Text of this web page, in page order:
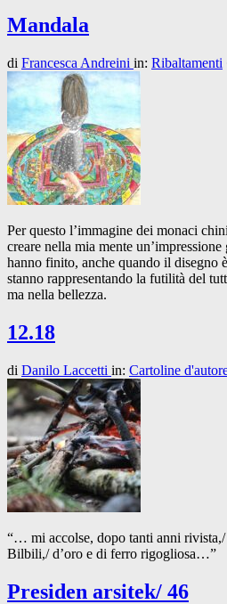
Mandala
di Francesca Andreini in: Ribaltamenti
Per questo l’immagine dei monaci
creare nella mia mente
hanno finito, anche quando il disegno
stanno rappresentando la futilità del
ma nella bellezza.
12.18
di Danilo Laccetti in: Cartoline
“… mi accolse, dopo tanti anni
Bilbili,/ d’oro e di ferro rigogliosa…”
Presiden arsitek/ 46